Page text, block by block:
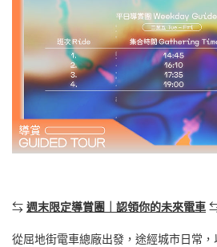
⇆ 週末限定導賞團｜認領你的未來電車
從屈地街電車總廠出發，途經城市日常